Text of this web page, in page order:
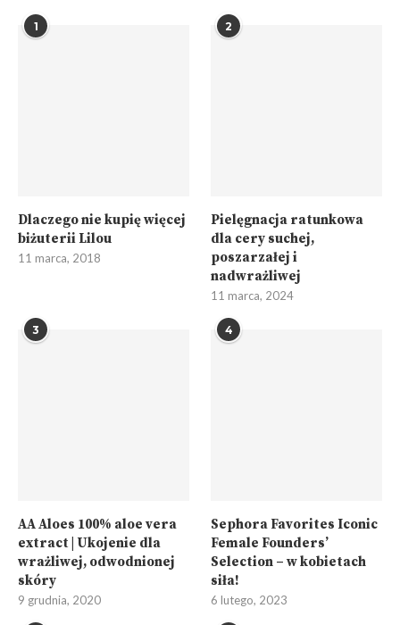
1
Dlaczego nie kupię więcej
biżuterii Lilou
11 marca, 2018
2
Pielęgnacja ratunkowa
dla cery suchej,
poszarzałej i
nadwrażliwej
11 marca, 2024
3
AA Aloes 100% aloe vera
extract | Ukojenie dla
wrażliwej, odwodnionej
skóry
9 grudnia, 2020
4
Sephora Favorites Iconic
Female Founders’
Selection – w kobietach
siła!
6 lutego, 2023